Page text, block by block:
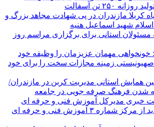
۲۵۰ تن آسفالت
کربلا مازندران در پی شهادت مجاهد بزرگ و
شهید اسماعیل هنیه
استانی برای برگزاری مراسم روز
خونخواهی مهمان عزیزمان را وظیفه خود
صهیونیستی زمینه مجازات سخت را برای خود
همایش استانی مدیریت کربن در مازندران/
شدن فرهنگ صرفه جویی در جامعه
خبری مدیرکل آموزش فنی و حرفه ای
مازندران / بازدید از مرکز شماره ۳ آموزش فنی و حرفه ای